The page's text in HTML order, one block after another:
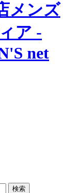
メンズ
ア -
net
検索